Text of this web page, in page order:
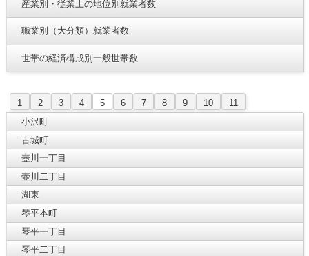
産業別・従業上の地位別就業者数
職業別（大分類）就業者数
世帯の経済構成別一般世帯数
1 2 3 4 5 6 7 8 9 10
11
小沢町
古城町
壺川一丁目
壺川二丁目
湖東
琴平本町
琴平一丁目
琴平二丁目